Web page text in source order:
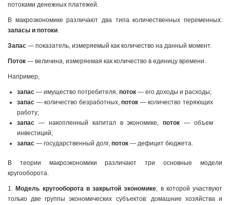
потоками денежных платежей.
В макроэкономике различают два типа количественных переменных:
запасы и потоки.
Запас — показатель, измеряемый как количество на данный момент.
Поток — величина, измеряемая как количество в единицу времени.
Например,
запас — имущество потребителя, поток — его доходы и расходы;
запас — количество безработных,поток — количество теряющих
работу;
запас — накопленный капитал в экономике,поток — объем
инвестиций;
запас — государственный долг, поток — дефицит бюджета.
В теории макроэкономики различают три основные модели
кругооборота.
1. Модель кругооборота в закрытой экономике, в которой участвуют
только две группы экономических субъектов: домашние хозяйства и